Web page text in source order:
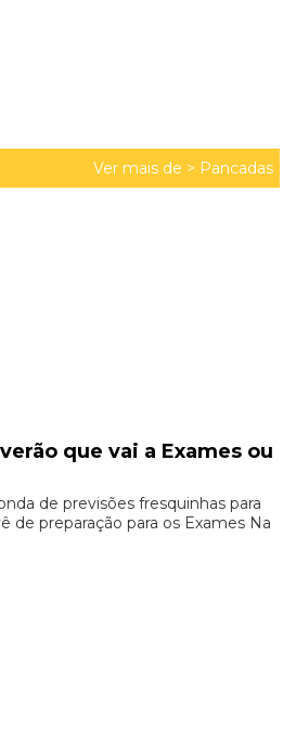
Ver mais de > Pancadas
que vai a Exames ou
de previsões fresquinhas para
de preparação para os Exames Na